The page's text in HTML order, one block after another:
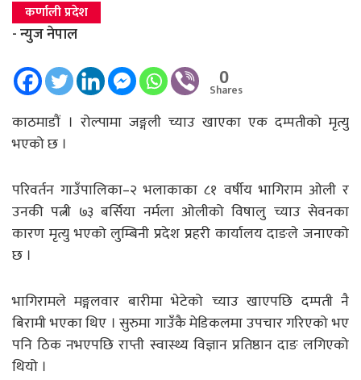
कर्णाली प्रदेश
- न्युज नेपाल
0
Shares
काठमाडाैं । रोल्पामा जङ्गली च्याउ खाएका एक दम्पतीको मृत्यु
भएको छ ।
परिवर्तन गाउँपालिका–२ भलाकाका ८१ वर्षीय भागिराम ओली र
उनकी पत्नी ७३ बर्सिया नर्मला ओलीको विषालु च्याउ सेवनका
कारण मृत्यु भएको लुम्बिनी प्रदेश प्रहरी कार्यालय दाङले जनाएको
छ ।
भागिरामले मङ्गलवार बारीमा भेटेको च्याउ खाएपछि दम्पती नै
बिरामी भएका थिए । सुरुमा गाउँकै मेडिकलमा उपचार गरिएको भए
पनि ठिक नभएपछि राप्ती स्वास्थ्य विज्ञान प्रतिष्ठान दाङ लगिएको
थियो ।